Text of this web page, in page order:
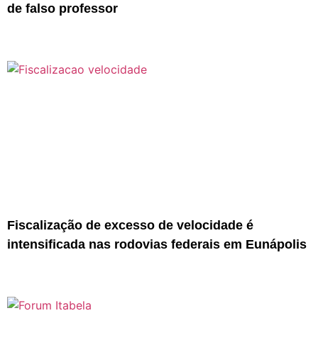
de falso professor
Fiscalização de excesso de velocidade é
intensificada nas rodovias federais em Eunápolis